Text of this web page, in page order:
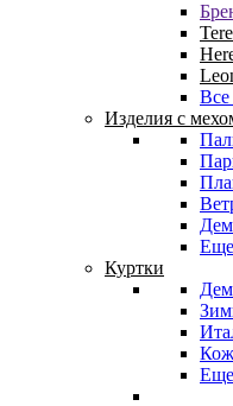
Изделия с
Еще
Куртки
Еще